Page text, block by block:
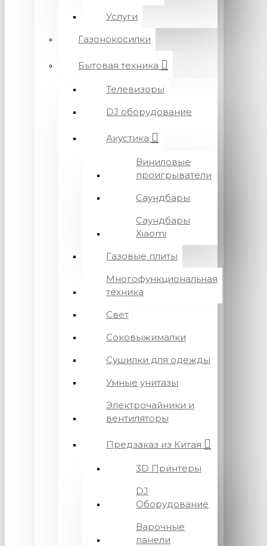
Услуги
Газонокосилки
Бытовая техника
Телевизоры
DJ оборудование
Акустика
Виниловые
проигрыватели
Саундбары
Саундбары
Xiaomi
Газовые плиты
Многофункциональная
техника
Свет
Соковыжималки
Сушилки для одежды
Умные унитазы
Электрочайники и
вентиляторы
Предзаказ из Китая
3D Принтеры
DJ
Оборудование
Варочные
панели